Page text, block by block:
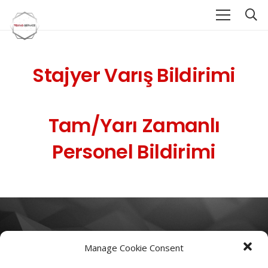
Manage Cookie Consent
Stajyer Varış Bildirimi
Tam/Yarı Zamanlı
Personel Bildirimi
Impressum